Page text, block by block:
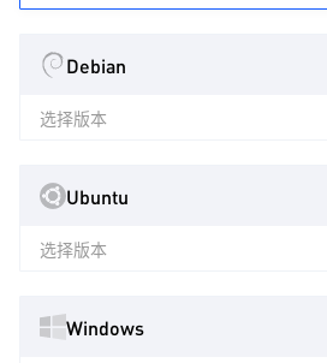
Debian
选择版本
Ubuntu
选择版本
Windows